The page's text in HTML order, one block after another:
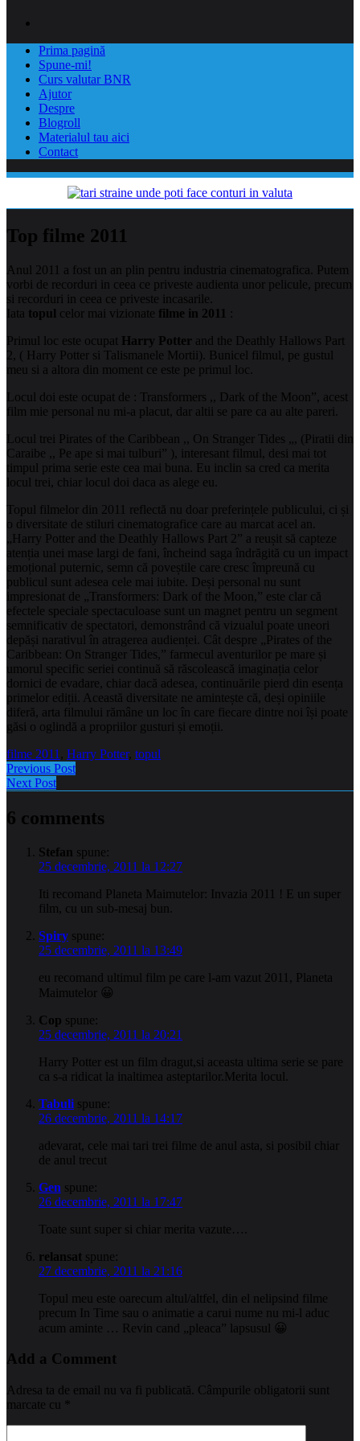
Prima pagină
Spune-mi!
Curs valutar BNR
Ajutor
Despre
Blogroll
Materialul tau aici
Contact
Top filme 2011
Anul 2011 a fost un an plin pentru industria cinematografica. Putem
vorbi de recorduri in ceea ce priveste audienta unor pelicule, precum
si recorduri in ceea ce priveste incasarile.
Iata topul celor mai vizionate filme in 2011 :
Primul loc este ocupat Harry Potter and the Deathly Hallows Part
2, ( Harry Potter si Talismanele Mortii). Bunicel filmul, pe gustul
meu si a altora din moment ce este pe primul loc.
Locul doi este ocupat de : Transformers ,, Dark of the Moon”, acest
film mie personal nu mi-a placut, dar altii se pare ca au alte pareri.
Locul trei Pirates of the Caribbean ,, On Stranger Tides „, (Piratii din
Caraibe ,, Pe ape si mai tulburi” ), interesant filmul, desi mai tot
timpul prima serie este cea mai buna. Eu inclin sa cred ca merita
locul trei, chiar locul doi daca as alege eu.
Topul filmelor din 2011 reflectă nu doar preferințele publicului, ci și
o diversitate de stiluri cinematografice care au marcat acel an.
„Harry Potter and the Deathly Hallows Part 2” a reușit să capteze
atenția unei mase largi de fani, încheind saga îndrăgită cu un impact
emoțional puternic, semn că poveștile care cresc împreună cu
publicul sunt adesea cele mai iubite. Deși personal nu sunt
impresionat de „Transformers: Dark of the Moon,” este clar că
efectele speciale spectaculoase sunt un magnet pentru un segment
semnificativ de spectatori, demonstrând că vizualul poate uneori
depăși narativul în atragerea audienței. Cât despre „Pirates of the
Caribbean: On Stranger Tides,” farmecul aventurilor pe mare și
umorul specific seriei continuă să răscolească imaginația celor
dornici de evadare, chiar dacă adesea, continuările pierd din esența
primelor ediții. Această diversitate ne amintește că, deși opiniile
diferă, arta filmului rămâne un loc în care fiecare dintre noi își poate
găsi o oglindă a propriilor gusturi și emoții.
filme 2011 , Harry Potter, topul
Previous Post
Next Post
6 comments
Stefan spune:
25 decembrie, 2011 la 12:27
Iti recomand Planeta Maimutelor: Invazia 2011 ! E un super
film, cu un sub-mesaj bun.
Spiry spune:
25 decembrie, 2011 la 13:49
eu recomand ultimul film pe care l-am vazut 2011, Planeta
Maimutelor 😀
Cop spune:
25 decembrie, 2011 la 20:21
Harry Potter est un film dragut,si aceasta ultima serie se pare
ca s-a ridicat la inaltimea asteptarilor.Merita locul.
Tabuli spune:
26 decembrie, 2011 la 14:17
adevarat, cele mai tari trei filme de anul asta, si posibil chiar
de anul trecut
Gen spune:
26 decembrie, 2011 la 17:47
Toate sunt super si chiar merita vazute….
relansat spune:
27 decembrie, 2011 la 21:16
Topul meu este oarecum altul/altfel, din el nelipsind filme
precum In Time sau o animatie a carui nume nu mi-l aduc
acum aminte … Revin cand „pleaca” lapsusul 😀
Add a Comment
Adresa ta de email nu va fi publicată. Câmpurile obligatorii sunt
marcate cu